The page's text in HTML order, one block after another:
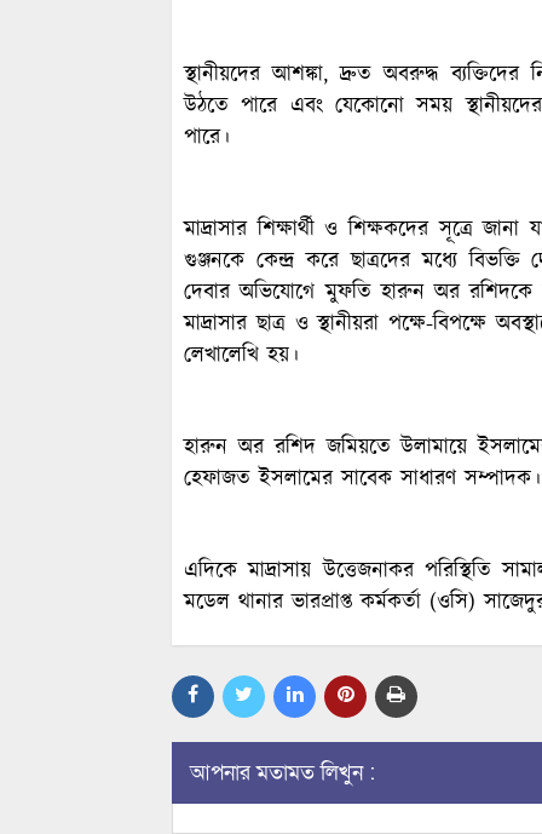
স্থানীয়দের আশঙ্কা, দ্রুত অবরুদ্ধ
উঠতে পারে এবং যেকোনো সময় স্থানীয়দের
পারে।
মাদ্রাসার শিক্ষার্থী ও শিক্ষকদের সূত্রে
গুঞ্জনকে কেন্দ্র করে ছাত্রদের মধ্যে
দেবার অভিযোগে মুফতি হারুন অর রশিদকে
মাদ্রাসার ছাত্র ও স্থানীয়রা পক্ষে-বিপক্ষে
লেখালেখি হয়।
হারুন অর রশিদ জমিয়তে উলামায়ে
হেফাজত ইসলামের সাবেক সাধারণ সম্পাদক।
এদিকে মাদ্রাসায় উত্তেজনাকর পরিস্থিতি
মডেল থানার ভারপ্রাপ্ত কর্মকর্তা (ও‌সি)
আপনার মতামত লিখুন :